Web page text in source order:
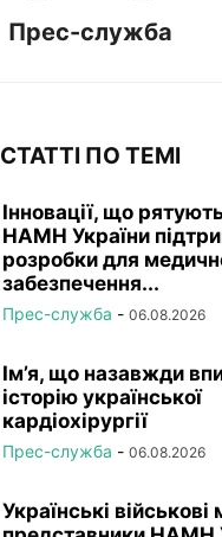
Прес-служба
СТАТТІ ПО ТЕМІ
Інновації, що
НАМН України
розробки для
забезпечення...
Прес-служба - 06.08.2026
Ім’я, що назавжди
історію української
кардіохірургії
Прес-служба - 06.08.2026
Українські